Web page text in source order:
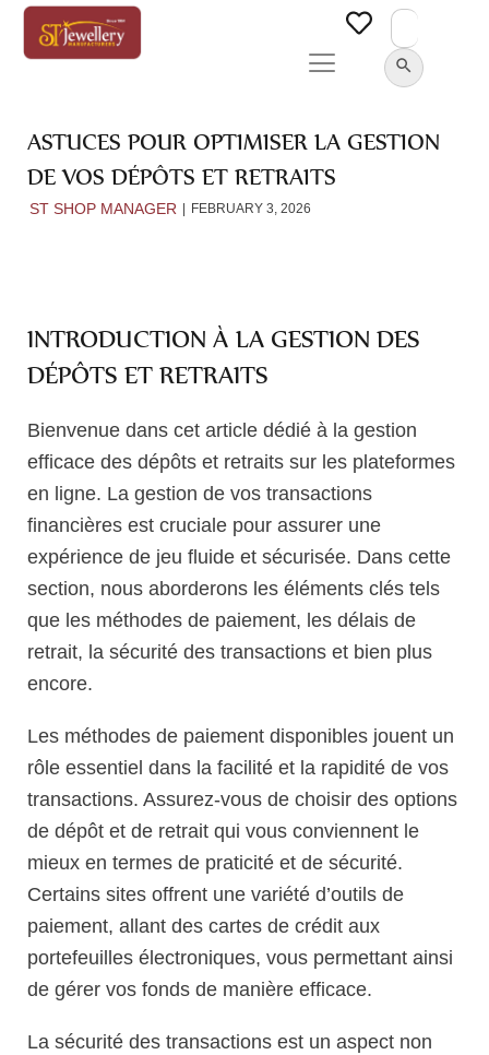
Search
SEARCH BUTTON
ASTUCES POUR OPTIMISER LA GESTION
DE VOS DÉPÔTS ET RETRAITS
ST SHOP MANAGER FEBRUARY 3, 2026
INTRODUCTION À LA GESTION DES
DÉPÔTS ET RETRAITS
Bienvenue dans cet article dédié à la gestion
efficace des dépôts et retraits sur les plateformes
en ligne. La gestion de vos transactions
financières est cruciale pour assurer une
expérience de jeu fluide et sécurisée. Dans cette
section, nous aborderons les éléments clés tels
que les méthodes de paiement, les délais de
retrait, la sécurité des transactions et bien plus
encore.
Les méthodes de paiement disponibles jouent un
rôle essentiel dans la facilité et la rapidité de vos
transactions. Assurez-vous de choisir des options
de dépôt et de retrait qui vous conviennent le
mieux en termes de praticité et de sécurité.
Certains sites offrent une variété d’outils de
paiement, allant des cartes de crédit aux
portefeuilles électroniques, vous permettant ainsi
de gérer vos fonds de manière efficace.
La sécurité des transactions est un aspect non